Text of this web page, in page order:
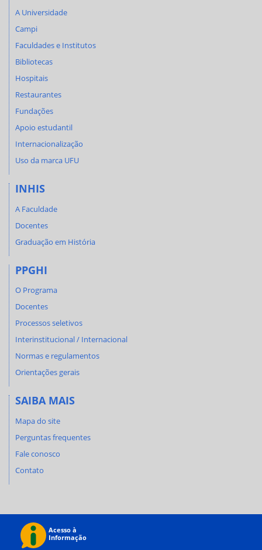
A Universidade
Campi
Faculdades e Institutos
Bibliotecas
Hospitais
Restaurantes
Fundações
Apoio estudantil
Internacionalização
Uso da marca UFU
INHIS
A Faculdade
Docentes
Graduação em História
PPGHI
O Programa
Docentes
Processos seletivos
Interinstitucional / Internacional
Normas e regulamentos
Orientações gerais
SAIBA MAIS
Mapa do site
Perguntas frequentes
Fale conosco
Contato